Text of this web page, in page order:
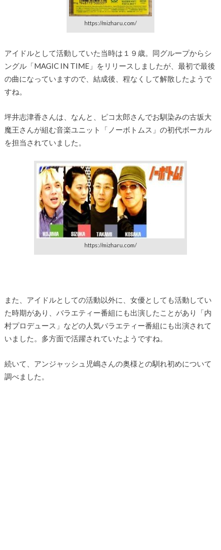
https://mizharu.com/
アイドルとして活動していた当時は１９歳。同グループからシ
ングル「MAGIC IN TIME」をリリースしましたが、最初で最後
の曲になっていますので、結成後、程なくして解散したようで
すね。
坪井志津香さんは、なんと、ピコ太郎さんでお馴染みの古坂大
魔王さんが組む音楽ユニット「ノーボトムス」の初代ボーカル
を担当されていました。
https://mizharu.com/
また、アイドルとしての活動以外に、女優としても活動してい
た時期があり、バラエティー番組にも出演したことがあり「内
村プロデュース」などの人気バラエティー番組にも出演されて
いました。多方面で活躍されていたようですね。
続いて、アンジャッシュ児嶋さんの奥様との馴れ初めについて
調べました。